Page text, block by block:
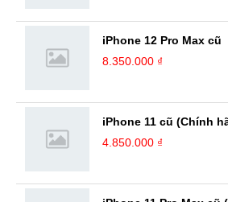
iPhone 12 Pro Max cũ
8.350.000 ₫
iPhone 11 cũ (Chính
4.850.000 ₫